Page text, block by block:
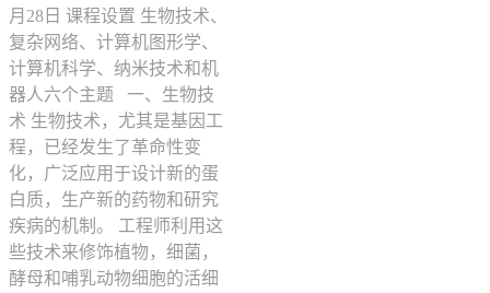
月28日 课程设置 生物技术、
复杂网络、计算机图形学、
计算机科学、纳米技术和机
器人六个主题 一、生物技
术 生物技术，尤其是基因工
程，已经发生了革命性变
化，广泛应用于设计新的蛋
白质，生产新的药物和研究
疾病的机制。 工程师利用这
些技术来修饰植物，细菌，
酵母和哺乳动物细胞的活细